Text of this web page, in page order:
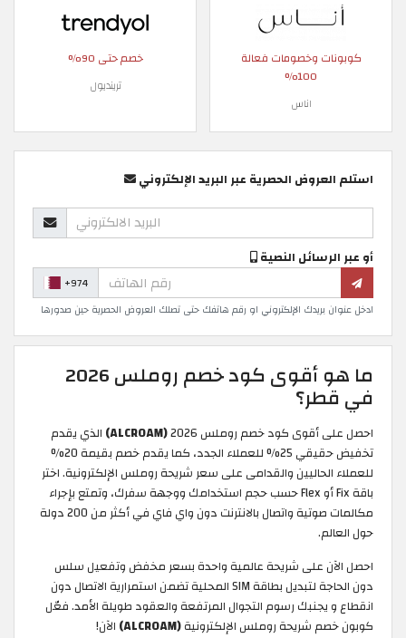
كوبونات وخصومات فعالة
100%
اناس
خصم حتى 90%
ترينديول
استلم العروض الحصرية عبر البريد الإلكتروني
أو عبر الرسائل النصية
+974
ادخل عنوان بريدك الإلكتروني او رقم هاتفك حتى تصلك العروض الحصرية حين صدورها
ما هو أقوى كود خصم روملس 2026
في قطر؟
احصل على أقوى كود خصم روملس 2026 (ALCROAM)
الذي يقدم
تخفيض حقيقي 25% للعملاء الجدد، كما يقدم خصم بقيمة 20%
للعملاء الحاليين والقدامى على سعر شريحة روملس الإلكترونية. اختر
باقة Fix أو Flex حسب حجم استخدامك ووجهة سفرك، وتمتع بإجراء
مكالمات صوتية واتصال بالانترنت دون واي فاي في أكثر من 200 دولة
حول العالم.
احصل الآن على شريحة عالمية واحدة بسعر مخفض وتفعيل سلس
دون الحاجة لتبديل بطاقة SIM المحلية تضمن استمرارية الاتصال دون
انقطاع و يجنبك رسوم التجوال المرتفعة والعقود طويلة الأمد. فعّل
كوبون خصم شريحة روملس الإلكترونية(ALCROAM) الآن!